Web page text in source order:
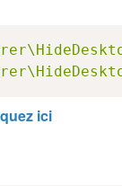
ici